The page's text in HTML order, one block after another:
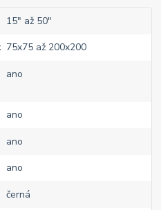
15" až 50"
75x75 až 200x200
ano
ano
ano
ano
černá